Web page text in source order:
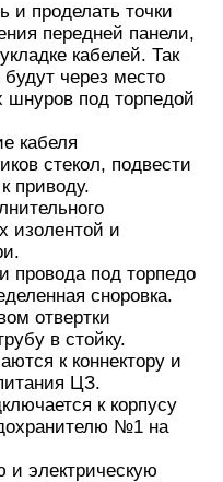
и проделать точки
передней панели,
кабелей. Так
через место
шнуров под торпедой
кабеля
стекол, подвести
приводу.
изолентой и
провода под торпедо
сноровка.
отвертки
в стойку.
к коннектору и
ЦЗ.
к корпусу
№1 на
и электрическую